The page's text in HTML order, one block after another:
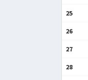
25
26
27
28